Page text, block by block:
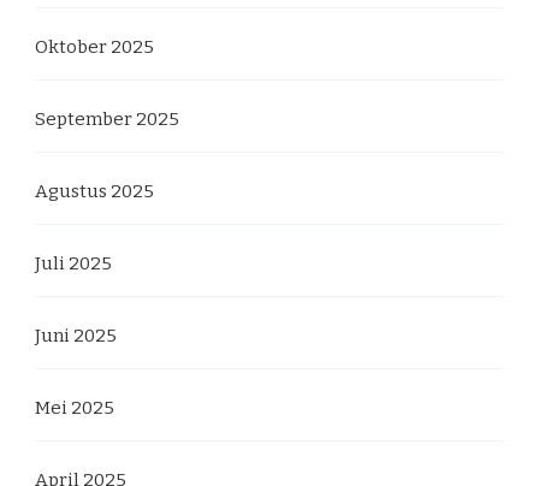
Oktober 2025
September 2025
Agustus 2025
Juli 2025
Juni 2025
Mei 2025
April 2025